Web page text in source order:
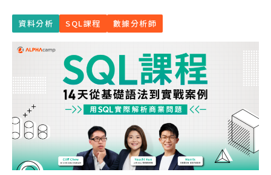
資料分析 SQL課程 數據分析師